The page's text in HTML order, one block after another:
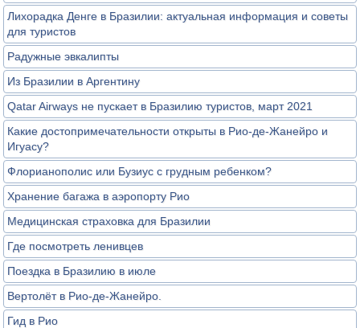
Лихорадка Денге в Бразилии: актуальная информация и советы
для туристов
Радужные эвкалипты
Из Бразилии в Аргентину
Qatar Airways не пускает в Бразилию туристов, март 2021
Какие достопримечательности открыты в Рио-де-Жанейро и
Игуасу?
Флорианополис или Бузиус с грудным ребенком?
Хранение багажа в аэропорту Рио
Медицинская страховка для Бразилии
Где посмотреть ленивцев
Поездка в Бразилию в июле
Вертолёт в Рио-де-Жанейро.
Гид в Рио